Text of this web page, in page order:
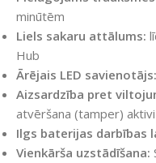
minūtēm
Liels sakaru attālums:
Hub
Ārējais LED savienotājs:
Aizsardzība pret
atvēršana (tamper)
Ilgs baterijas darbības
Vienkārša uzstādīšana: